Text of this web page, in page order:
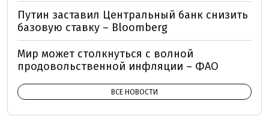
Путин заставил Центральный банк снизить
базовую ставку – Bloomberg
Мир может столкнуться с волной
продовольственной инфляции – ФАО
ВСЕ НОВОСТИ